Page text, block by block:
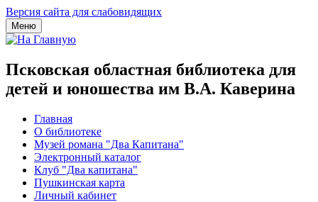
Версия сайта для слабовидящих
Меню
Псковская областная библиотека для
детей и юношества им В.А. Каверина
Главная
О библиотеке
Музей романа "Два Капитана"
Электронный каталог
Клуб "Два капитана"
Пушкинская карта
Личный кабинет